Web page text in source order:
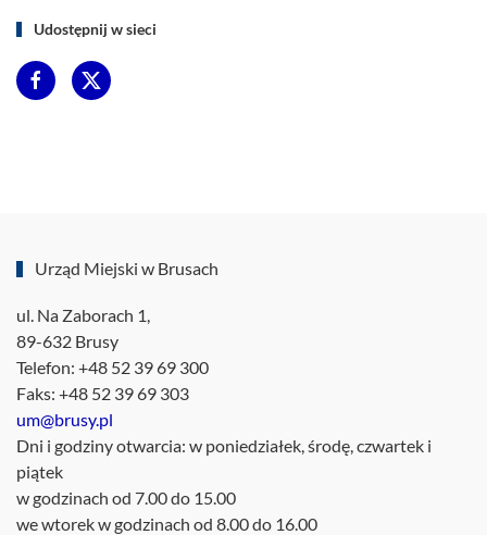
Udostępnij w sieci
Urząd Miejski w Brusach
ul. Na Zaborach 1,
89-632 Brusy
Telefon: +48 52 39 69 300
Faks: +48 52 39 69 303
um@brusy.pl
Dni i godziny otwarcia: w poniedziałek, środę, czwartek i
piątek
w godzinach od 7.00 do 15.00
we wtorek w godzinach od 8.00 do 16.00